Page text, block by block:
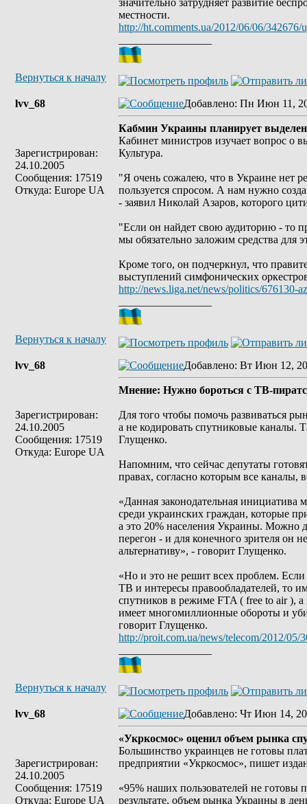
значительно затрудняет развитие
местности.
http://ht.comments.ua/2012/06/06/342676/
Вернуться к началу
lvv_68
Зарегистрирован:
24.10.2005
Сообщения: 17519
Откуда: Europe UA
Добавлено: Пн Июн 11,
Кабмин Украины планирует
Кабинет министров изучает вопрос о
Культура.
"Я очень сожалею, что в Украине нет
пользуется спросом. А нам нужно
- заявил Николай Азаров, которого
"Если он найдет свою аудиторию - то
мы обязательно заложим средства для
Кроме того, он подчеркнул, что
выступлений симфонических
http://news.liga.net/news/politics/676130-
Вернуться к началу
lvv_68
Зарегистрирован:
24.10.2005
Сообщения: 17519
Откуда: Europe UA
Добавлено: Вт Июн 12,
Мнение: Нужно бороться с ТВ-
Для того чтобы помочь развиваться
а не кодировать спутниковые каналы.
Глущенко.
Напомним, что сейчас депутаты
правах, согласно которым все
«Данная законодательная
среди украинских граждан, которые
а это 20% населения Украины. Можно
перегон - и для конечного зрителя он
альтернативу», - говорит Глущенко.
«Но и это не решит всех проблем.
ТВ и интересы правообладателей, то
спутников в режиме FTA ( free to air ), а
имеет многомиллионные обороты и
говорит Глущенко.
http://proit.com.ua/news/telecom/2012/05/
Вернуться к началу
lvv_68
Зарегистрирован:
24.10.2005
Сообщения: 17519
Откуда: Europe UA
Добавлено: Чт Июн 14,
«Укркосмос» оценил объем рынка
Большинство украинцев не готовы
предприятии «Укркосмос», пишет
«95% наших пользователей не готовы
результате, объем рынка Украины в